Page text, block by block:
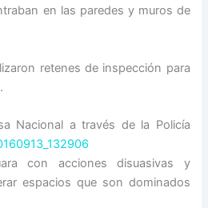
en las paredes y muros de
retenes de inspección para
Nacional a través de la Policía
con acciones disuasivas y
espacios que son dominados